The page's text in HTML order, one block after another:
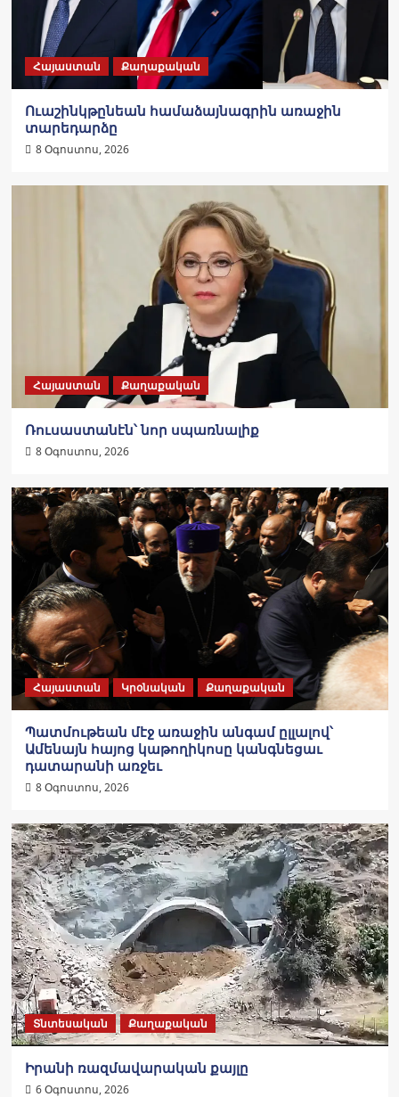
Հայաստան Քաղաքական
Ուաշինկթընեան համաձայնագրին առաջին
տարեդարձը
8 Օգոստոս, 2026
Հայաստան Քաղաքական
Ռուսաստանէն՝ նոր սպառնալիք
8 Օգոստոս, 2026
Հայաստան Կրօնական Քաղաքական
Պատմութեան մէջ առաջին անգամ ըլլալով՝
Ամենայն հայոց կաթողիկոսը կանգնեցաւ
դատարանի առջեւ
8 Օգոստոս, 2026
Տնտեսական Քաղաքական
Իրանի ռազմավարական քայլը
6 Օգոստոս, 2026